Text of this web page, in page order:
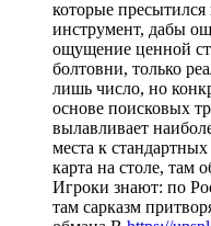
которые
инструмент, дабы
ощущение ценной
болтовни, только
лишь число, но
основе поисковых
вылавливает
места к
карта на столе, там
Игроки знают: по
там сарказм